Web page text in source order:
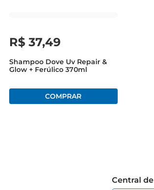
R$ 37,49
Shampoo Dove Uv Repair &
Glow + Ferúlico 370ml
Central